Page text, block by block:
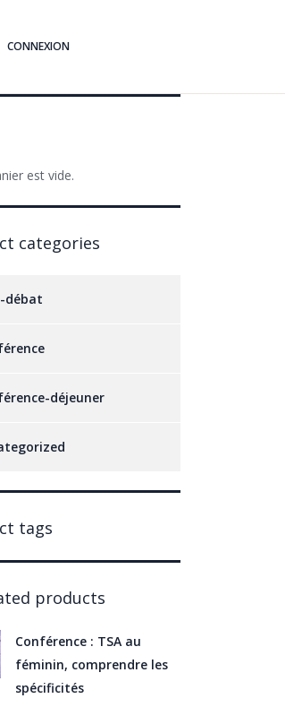
CONNEXION
est vide.
categories
débat
déjeuner
tags
products
Conférence : TSA au
féminin, comprendre les
spécificités